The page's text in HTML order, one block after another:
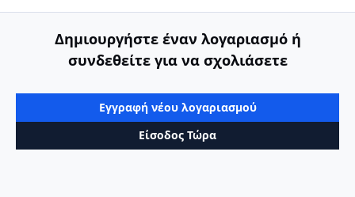
Δημιουργήστε έναν λογαριασμό ή
συνδεθείτε για να σχολιάσετε
Εγγραφή νέου λογαριασμού
Είσοδος Τώρα